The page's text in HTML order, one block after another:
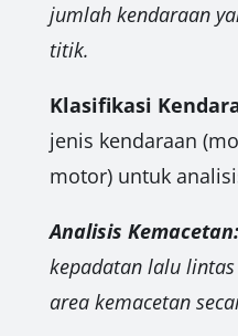
jumlah kendaraan
titik.
Klasifikasi
jenis kendaraan
motor) untuk
Analisis Kemacetan:
kepadatan lalu
area kemacetan